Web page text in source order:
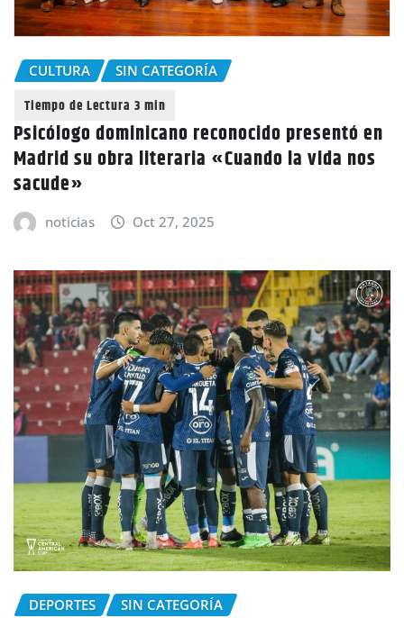
CULTURA SIN CATEGORÍA
Psicólogo dominicano reconocido presentó en
Madrid su obra literaria «Cuando la vida nos
sacude»
noticias Oct 27, 2025
DEPORTES SIN CATEGORÍA